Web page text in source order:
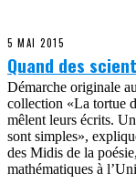
5 MAI 2015
Quand des
Démarche originale
collection «La tortue
mêlent leurs écrits.
sont simples»,
des Midis de la
mathématiques à